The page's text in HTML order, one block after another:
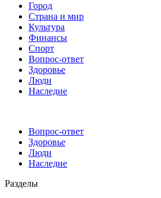
Город
Страна и мир
Культура
Финансы
Спорт
Вопрос-ответ
Здоровье
Люди
Наследие
Вопрос-ответ
Здоровье
Люди
Наследие
Разделы